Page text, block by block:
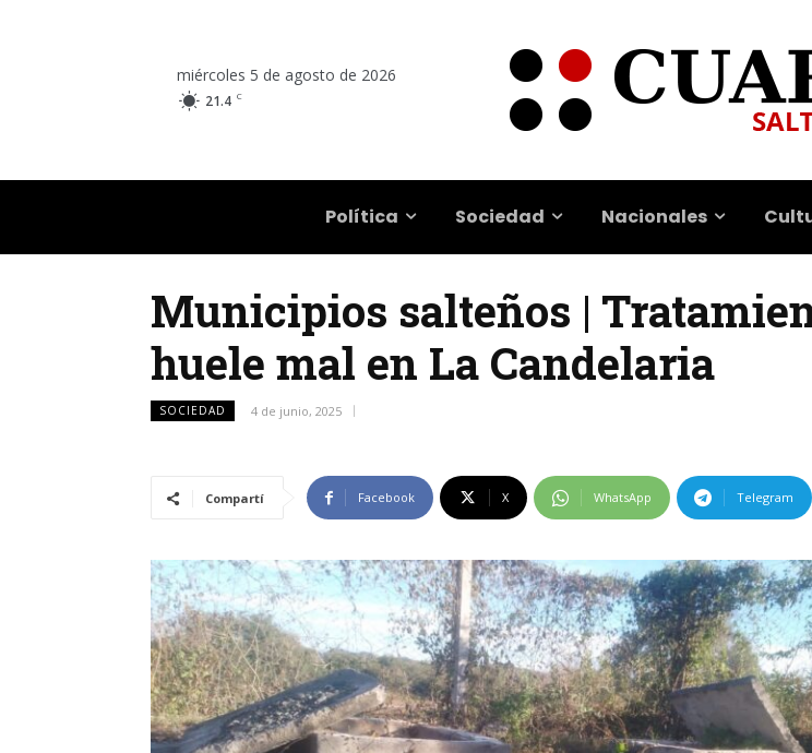
miércoles 5 de agosto de 2026
21.4 C
Política Sociedad Nacionales
Municipios salteños |
huele mal en La Candelaria
SOCIEDAD 4 de junio, 2025
Compartí Facebook X WhatsApp Telegram